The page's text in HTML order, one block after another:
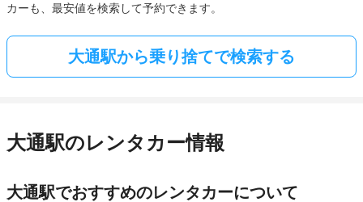
カーも、最安値を検索して予約できます。
大通駅から乗り捨てで検索する
大通駅のレンタカー情報
大通駅でおすすめのレンタカーについて